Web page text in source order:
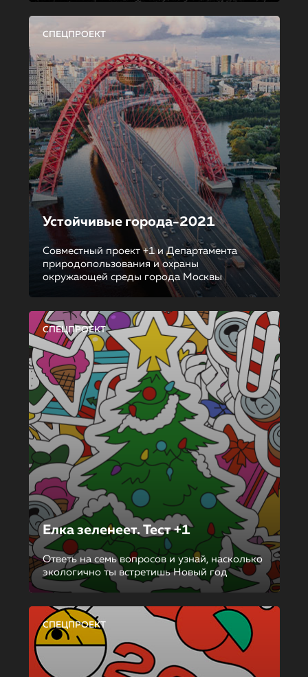
СПЕЦПРОЕКТ
Устойчивые города-2021
Совместный проект +1 и Департамента
природопользования и охраны
окружающей среды города Москвы
СПЕЦПРОЕКТ
Елка зеленеет. Тест +1
Ответь на семь вопросов и узнай, насколько
экологично ты встретишь Новый год
СПЕЦПРОЕКТ